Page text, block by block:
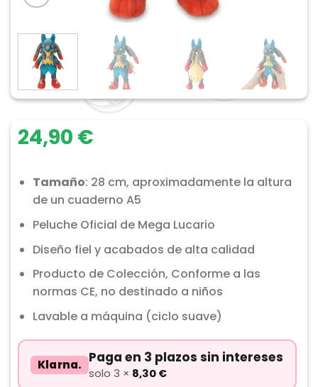
24,90 €
Tamaño: 28 cm, aproximadamente la altura
de un cuaderno A5
Peluche Oficial de Mega Lucario
Diseño fiel y acabados de alta calidad
Producto de Colección, Conforme a las
normas CE, no destinado a niños
Lavable a máquina (ciclo suave)
Klarna. Paga en 3 plazos sin intereses
solo 3 × 8,30 €